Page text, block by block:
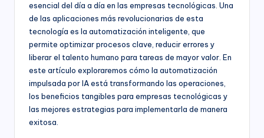
esencial del día a día en las empresas tecnológicas. Una
de las aplicaciones más revolucionarias de esta
tecnología es la automatización inteligente, que
permite optimizar procesos clave, reducir errores y
liberar el talento humano para tareas de mayor valor. En
este artículo exploraremos cómo la automatización
impulsada por IA está transformando las operaciones,
los beneficios tangibles para empresas tecnológicas y
las mejores estrategias para implementarla de manera
exitosa.